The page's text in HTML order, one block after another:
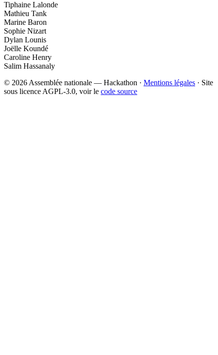
Tiphaine Lalonde
Mathieu Tank
Marine Baron
Sophie Nizart
Dylan Lounis
Joëlle Koundé
Caroline Henry
Salim Hassanaly
© 2026 Assemblée nationale — Hackathon · Mentions légales · Site
sous licence AGPL-3.0, voir le code source